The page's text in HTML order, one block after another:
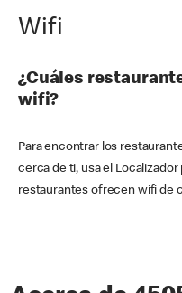
Wifi
¿Cuáles
wifi?
Para encontrar los
cerca de ti, usa el
restaurantes ofrecen wifi de